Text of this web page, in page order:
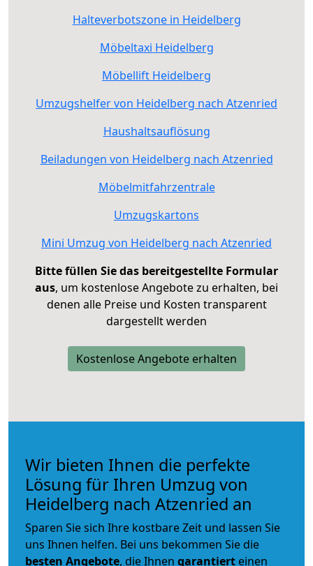
Halteverbotszone in Heidelberg
Möbeltaxi Heidelberg
Möbellift Heidelberg
Umzugshelfer von Heidelberg nach Atzenried
Haushaltsauflösung
Beiladungen von Heidelberg nach Atzenried
Möbelmitfahrzentrale
Umzugskartons
Mini Umzug von Heidelberg nach Atzenried
Bitte füllen Sie das bereitgestellte Formular
aus, um kostenlose Angebote zu erhalten, bei
denen alle Preise und Kosten transparent
dargestellt werden
Kostenlose Angebote erhalten
Wir bieten Ihnen die perfekte
Lösung für Ihren Umzug von
Heidelberg nach Atzenried an
Sparen Sie sich Ihre kostbare Zeit und lassen Sie
uns Ihnen helfen. Bei uns bekommen Sie die
besten Angebote, die Ihnen garantiert einen